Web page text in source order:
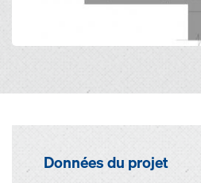
Données du projet